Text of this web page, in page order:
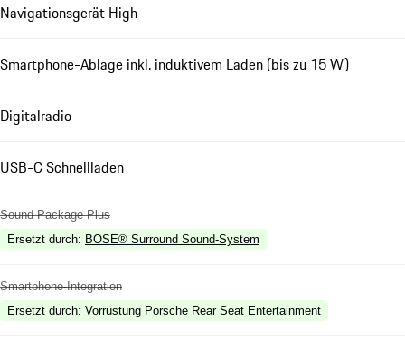
Navigationsgerät High
Smartphone-Ablage inkl. induktivem Laden (bis zu 15 W)
Digitalradio
USB-C Schnellladen
Sound Package Plus
Ersetzt durch: BOSE® Surround Sound-System
Smartphone-Integration
Ersetzt durch: Vorrüstung Porsche Rear Seat Entertainment